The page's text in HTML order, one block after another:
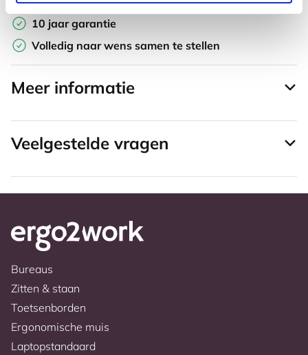
10 jaar garantie
Volledig naar wens samen te stellen
Meer informatie
Veelgestelde vragen
Bureaus
Zitten & staan
Toetsenborden
Ergonomische muis
Laptopstandaard